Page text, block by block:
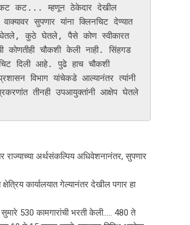
ती कट कट... म्हणून ठेकेदार देखील
सुपणार यांना क्लिनचिट देण्यात
घेतले, कुठे घेतले, पैसे कोण स्वीकारत
कोणतीही चौकशी केली नाही. सिंहगड
दिली आहे. पुढे हाच चौकशी
विभाग यांचेकडे आल्यानंतर त्यांनी
तीनही उपआयुक्तांनी आक्षेप घेतले
राज्याच्या अर्थसंकल्पिय अधिवेशनानंतर, सुपणार
कार्यालयात गेल्यानंतर देखील पगार हा
530 कामगारांची भरती केली….. 480 ते